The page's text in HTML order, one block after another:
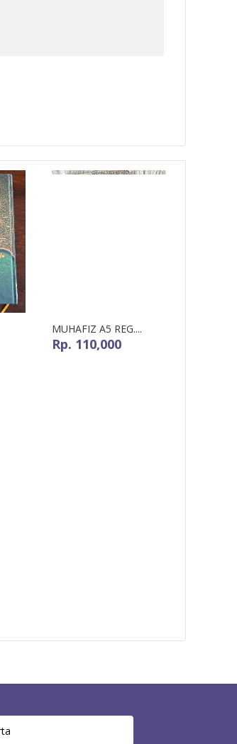
MUHAFIZ A5 REG....
Rp. 110,000